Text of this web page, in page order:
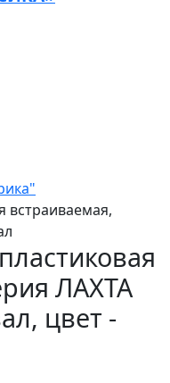
встраиваемая,
ЛАХТА
цвет -